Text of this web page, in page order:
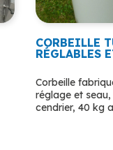
CORBEILLE
RÉGLABLES
Corbeille
réglage et
cendrier, 40 kg